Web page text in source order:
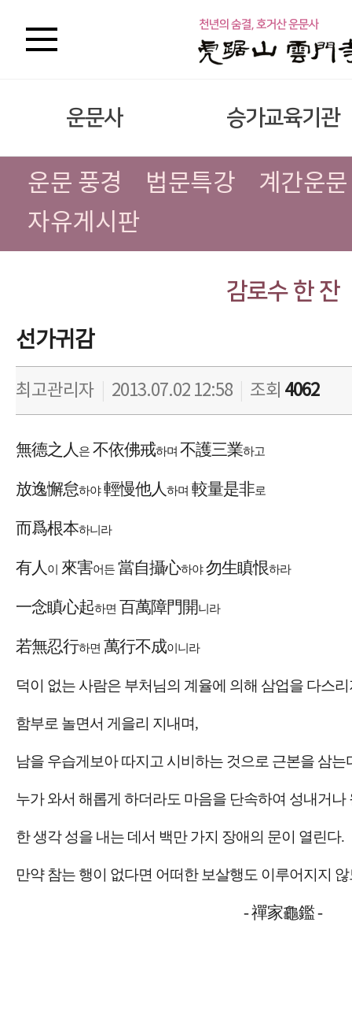
운문사 승가교육기관
운문 풍경 법문특강
계간운문
자유게시판
감로수 한 잔
선가귀감
최고관리자 2013.07.02 12:58 조회 4062
無德之人은 不依佛戒하며 不護三業하고
放逸懈怠하야 輕慢他人하며 較量是非로
而爲根本하니라
有人이 來害어든 當自攝心하야 勿生瞋恨하라
一念瞋心起하면 百萬障門開니라
若無忍行하면 萬行不成이니라
덕이 없는 사람은 부처님의 계율에 의해 삼업을 다스
함부로 놀면서 게을리 지내며,
남을 우습게보아 따지고 시비하는 것으로 근본을 삼는
누가 와서 해롭게 하더라도 마음을 단속하여 성내거나
한 생각 성을 내는 데서 백만 가지 장애의 문이 열린다.
만약 참는 행이 없다면 어떠한 보살행도 이루어지지
- 禪家龜鑑 -